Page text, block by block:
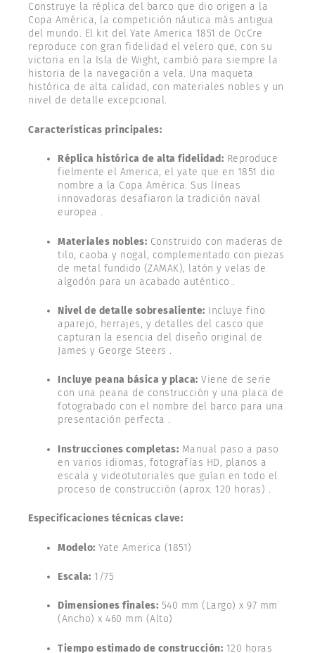
Construye la réplica del barco que dio origen a la
Copa América, la competición náutica más antigua
del mundo. El kit del Yate America 1851 de OcCre
reproduce con gran fidelidad el velero que, con su
victoria en la Isla de Wight, cambió para siempre la
historia de la navegación a vela. Una maqueta
histórica de alta calidad, con materiales nobles y un
nivel de detalle excepcional.
Características principales:
Réplica histórica de alta fidelidad: Reproduce
fielmente el America, el yate que en 1851 dio
nombre a la Copa América. Sus líneas
innovadoras desafiaron la tradición naval
europea .
Materiales nobles: Construido con maderas de
tilo, caoba y nogal, complementado con piezas
de metal fundido (ZAMAK), latón y velas de
algodón para un acabado auténtico .
Nivel de detalle sobresaliente: Incluye fino
aparejo, herrajes, y detalles del casco que
capturan la esencia del diseño original de
James y George Steers .
Incluye peana básica y placa: Viene de serie
con una peana de construcción y una placa de
fotograbado con el nombre del barco para una
presentación perfecta .
Instrucciones completas: Manual paso a paso
en varios idiomas, fotografías HD, planos a
escala y videotutoriales que guían en todo el
proceso de construcción (aprox. 120 horas) .
Especificaciones técnicas clave:
Modelo: Yate America (1851)
Escala: 1/75
Dimensiones finales: 540 mm (Largo) x 97 mm
(Ancho) x 460 mm (Alto)
Tiempo estimado de construcción: 120 horas